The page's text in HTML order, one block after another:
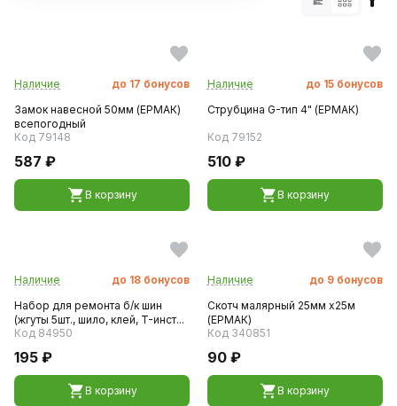
Наличие до 17 бонусов
Замок навесной 50мм (ЕРМАК)
всепогодный
Код 79148
587 ₽
В корзину
Наличие до 15 бонусов
Струбцина G-тип 4" (ЕРМАК)
Код 79152
510 ₽
В корзину
Наличие до 18 бонусов
Набор для ремонта б/к шин
(жгуты 5шт., шило, клей, T-инст...
Код 84950
195 ₽
В корзину
Наличие до 9 бонусов
Скотч малярный 25мм x25м
(ЕРМАК)
Код 340851
90 ₽
В корзину